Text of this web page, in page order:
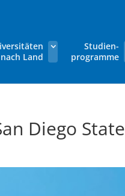
nach Land
Studien-
programme
Diego State